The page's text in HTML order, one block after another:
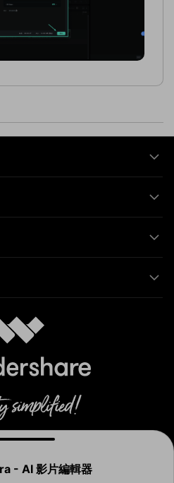
- AI 影片編輯器